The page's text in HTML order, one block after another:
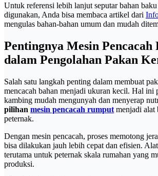
Untuk referensi lebih lanjut seputar bahan
digunakan, Anda bisa membaca artikel dari
mengulas bahan-bahan umum dan mudah
Pentingnya Mesin Pencacah
dalam Pengolahan Pakan
Salah satu langkah penting dalam membuat
mencacah bahan menjadi ukuran kecil. Hal ini
kambing mudah mengunyah dan menyerap
pilihan mesin pencacah rumput menjadi alat
peternak.
Dengan mesin pencacah, proses memotong
bisa dilakukan jauh lebih cepat dan efisien.
terutama untuk peternak skala rumahan yang
produksi.